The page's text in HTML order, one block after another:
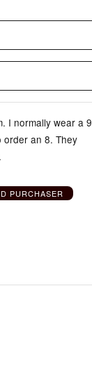
I normally wear a 9
order an 8. They
PURCHASER